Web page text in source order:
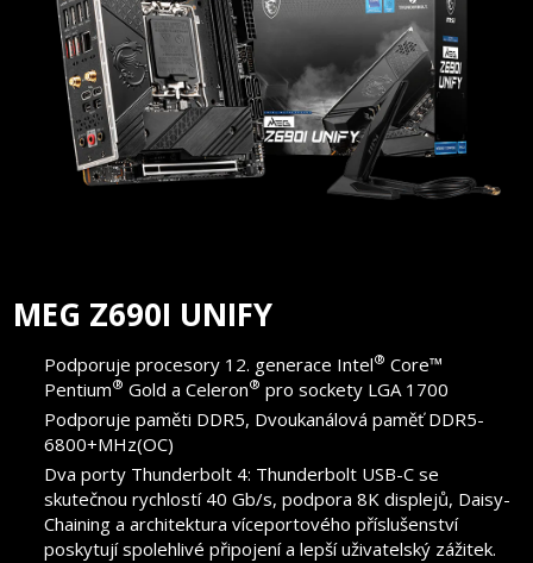
MEG Z690I UNIFY
Podporuje procesory 12. generace Intel® Core™
Pentium® Gold a Celeron® pro sockety LGA 1700
Podporuje paměti DDR5, Dvoukanálová paměť DDR5-
6800+MHz(OC)
Dva porty Thunderbolt 4: Thunderbolt USB-C se
skutečnou rychlostí 40 Gb/s, podpora 8K displejů, Daisy-
Chaining a architektura víceportového příslušenství
poskytují spolehlivé připojení a lepší uživatelský zážitek.